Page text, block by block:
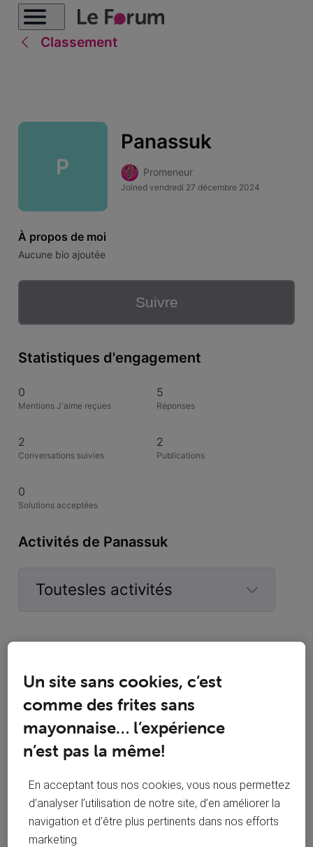
Classement
P
Panassuk
Promeneur
Joined vendredi 27 décembre 2024
À propos de moi
Aucune bio ajoutée
Suivre
Statistiques d'engagement
0
Mentions J'aime reçues
5
Réponses
2
Conversations suivies
2
Publications
0
Solutions acceptées
Activités de Panassuk
Toutesles activités
Toutesles
Panassuk a commenté sur la publication de
P Replay
Bonjour, comment activer la fonction replay sur l'aplication
Merci
ok merci
Un site sans cookies, c’est
comme des frites sans
mayonnaise… l’expérience
n’est pas la même!
En acceptant tous nos cookies, vous nous permettez
d’analyser l’utilisation de notre site, d’en améliorer la
navigation et d’être plus pertinents dans nos efforts
marketing.